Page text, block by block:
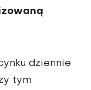
dziennie
tym